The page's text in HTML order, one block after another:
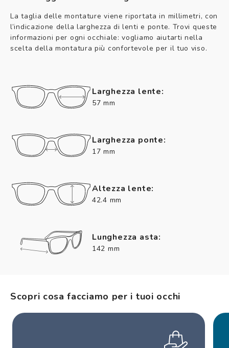
La taglia delle montature viene riportata in millimetri, con
l’indicazione della larghezza di lenti e ponte. Trovi queste
informazioni per ogni occhiale: vogliamo aiutarti nella
scelta della montatura più confortevole per il tuo viso.
Larghezza lente:
57 mm
Larghezza ponte:
17 mm
Altezza lente:
42.4 mm
Lunghezza asta:
142 mm
Scopri cosa facciamo per i tuoi occhi